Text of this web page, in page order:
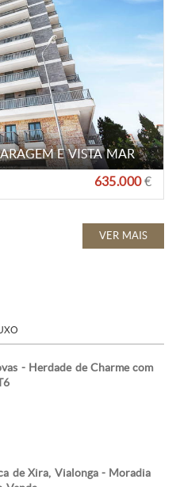
E VISTA MAR
635.000€
VER MAIS
- Herdade de Charme com
de Xira, Vialonga - Moradia